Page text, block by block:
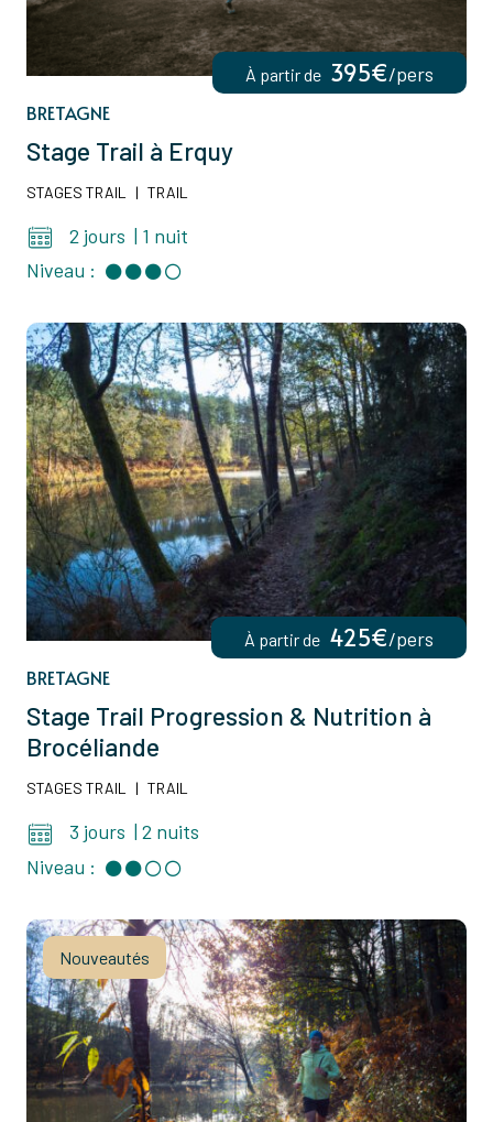
BRETAGNE
Stage Trail à Erquy
STAGES TRAIL | TRAIL
2 jours | 1 nuit
Niveau :
À partir de 395€/pers
BRETAGNE
Stage Trail Progression & Nutrition à
Brocéliande
STAGES TRAIL | TRAIL
3 jours | 2 nuits
Niveau :
À partir de 425€/pers
Nouveautés